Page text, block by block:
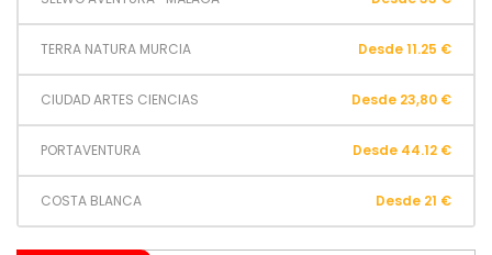
TERRA NATURA MURCIA Desde 11.25 €
CIUDAD ARTES CIENCIAS Desde 23,80 €
PORTAVENTURA Desde 44.12 €
COSTA BLANCA Desde 21 €